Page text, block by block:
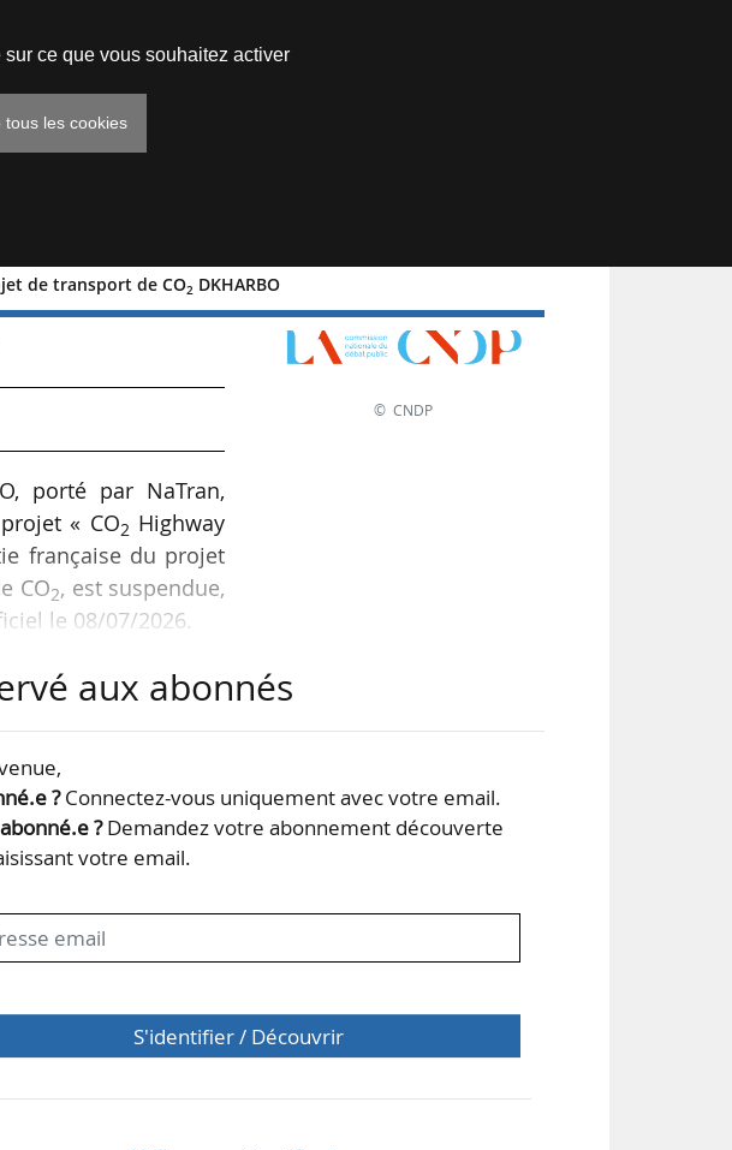
de transport de CO2 DKHARBO
porté par NaTran,
« CO2 Highway
française du projet
CO2, est suspendue,
le 08/07/2026.
directeur du projet
les retours des
© CNDP
aux abonnés
?Connectez-vous uniquement avec votre email.
?Demandez votre abonnement découverte
votre email.
S'identifier / Découvrir
ce que vous souhaitez activer
les cookies